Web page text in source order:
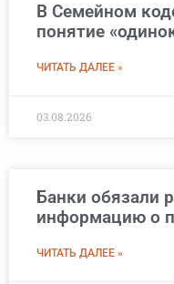
В Семейном
понятие
ЧИТАТЬ ДАЛЕЕ »
03.08.2026
Банки обязали
информацию о
ЧИТАТЬ ДАЛЕЕ »